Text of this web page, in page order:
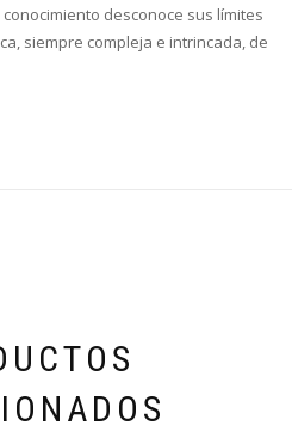
desconoce sus límites
siempre compleja e intrincada, de